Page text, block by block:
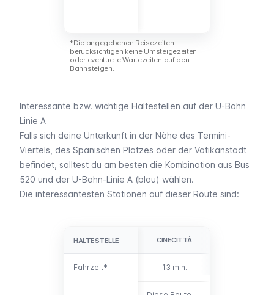
*Die angegebenen Reisezeiten
berücksichtigen keine Umsteigezeiten
oder eventuelle Wartezeiten auf den
Bahnsteigen.
Interessante bzw. wichtige Haltestellen auf der U-Bahn
Linie A
Falls sich deine Unterkunft in der Nähe des Termini-
Viertels, des Spanischen Platzes oder der Vatikanstadt
befindet, solltest du am besten die Kombination aus Bus
520 und der U-Bahn-Linie A (blau) wählen.
Die interessantesten Stationen auf dieser Route sind:
HALTESTELLE
Fahrzeit*
HALTESTELLE CINECITTÀ
Fahrzeit* 13 min.